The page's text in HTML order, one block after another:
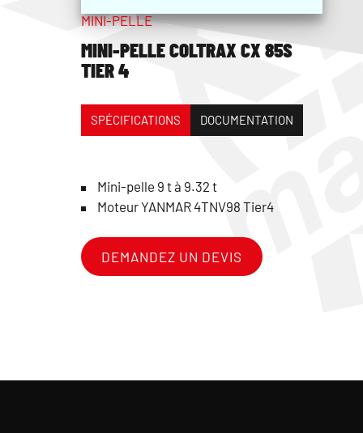
MINI-PELLE
MINI-PELLE COLTRAX CX 85S
TIER 4
SPÉCIFICATIONS DOCUMENTATION
Mini-pelle 9 t à 9.32 t
Moteur YANMAR 4TNV98 Tier4
DEMANDEZ UN DEVIS